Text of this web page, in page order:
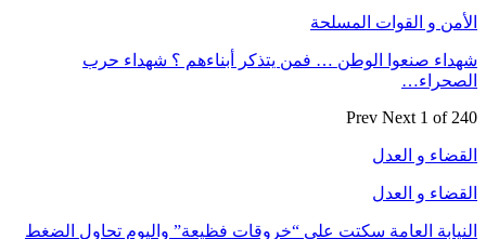
الأمن و القوات المسلحة
شهداء صنعوا الوطن … فمن يتذكر أبناءهم ؟ شهداء حرب
الصحراء…
Prev Next 1 of 240
القضاء و العدل
القضاء و العدل
النيابة العامة سكتت على “خروقات فظيعة” واليوم تحاول الضغط